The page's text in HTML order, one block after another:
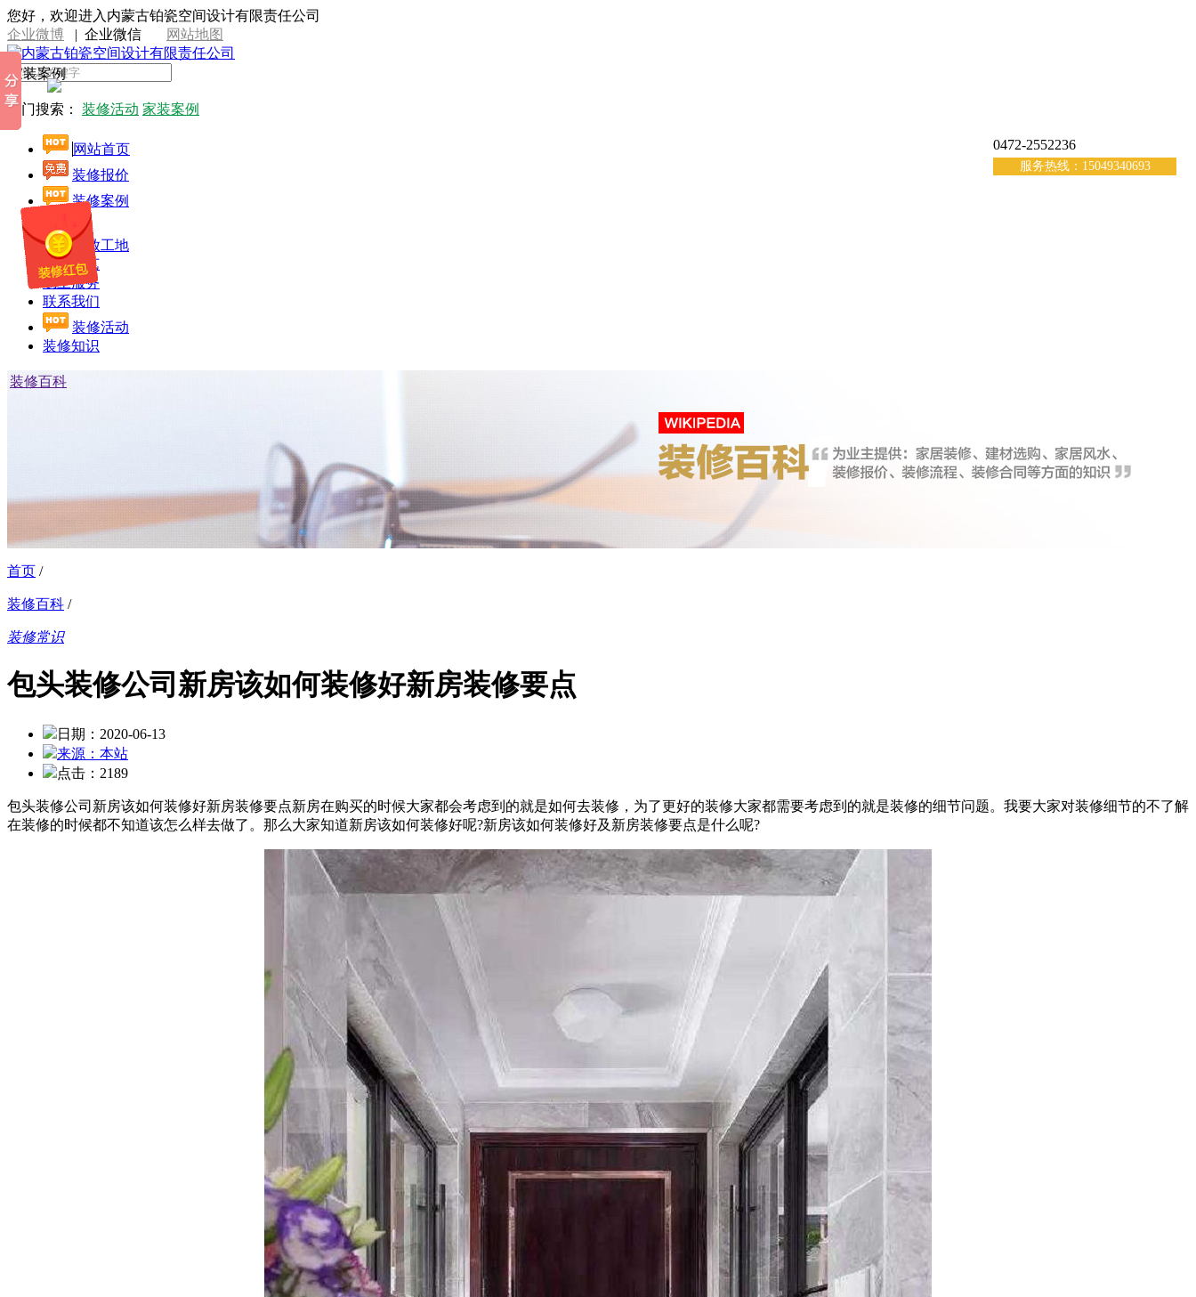
您好，欢迎进入内蒙古铂瓷空间设计有限责任公司
企业微博 | 企业微信 网站地图
家装案例
热门搜索： 装修活动 家装案例
0472-2552236
服务热线：15049340693
网站首页
装修报价
装修案例
开放工地
施工工艺
线上服务
联系我们
装修活动
装修知识
装修百科
首页 /
装修百科 /
装修常识
包头装修公司新房该如何装修好新房装修要点
日期：2020-06-13
来源：本站
点击：2189
包头装修公司新房该如何装修好新房装修要点新房在购买的时候大家都会考虑到的就是如何去装修，为了更好的装修大家都需要考虑到的就是装修的细节问题。我要大家对装修细节的不了解
在装修的时候都不知道该怎么样去做了。那么大家知道新房该如何装修好呢?新房该如何装修好及新房装修要点是什么呢?